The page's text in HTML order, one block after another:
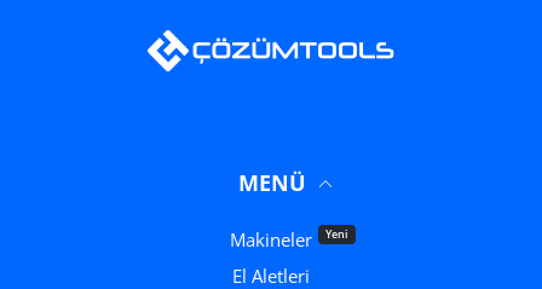
MENÜ
Makineler Yeni
El Aletleri